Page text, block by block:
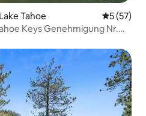
Tahoe
5 (57)
Nr.